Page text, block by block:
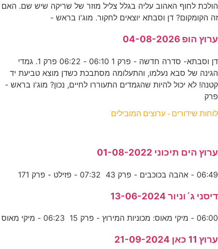
הולכת לחוף האהוב עליה בגלל צליל מוזר של שריקה שיש שם. האם
זה הקומקום? דן וסבתא יוצאים לחקור. מוג'ו בראש -
ערוץ הופ 04-08-2026
דן וסבתא- סדרה חדשה - פרק 1 06:10 - 06:22 פרק 1. גמדי
הגינה של סבא נעלמו, והתעלומה מסתבכת כשדן מוצא טביעת יד
קטנה! לא יכול להיות שהגמדים התעוררו לחיים, נכון? מוג'ו בראש -
פרק
לוחות שידורים - ערוצים המובילים
ערוץ הים תיכוני 01-08-2022
06:49 - אהבה בכוכבים - פרק 43 07:32 - פזילט - פרק 171
דיסני ג´וניור 13-06-2024
06:00 - מיקי מאוס: מכוניות המירוץ - פרק 15 06:23 - מיקי מאוס
ערוץ 11 כאן 21-09-2024